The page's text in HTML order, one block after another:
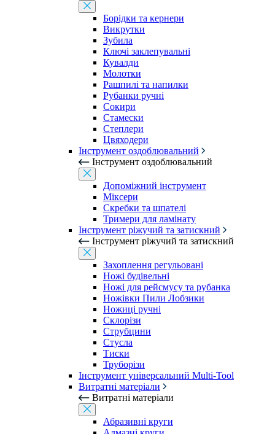
Борідки та кернери
Викрутки
Зубила
Ключі заклепувальні
Кувалди
Молотки
Рашпилі та напилки
Рубанки ручні
Сокири
Стамески
Степлери
Цвяходери
Інструмент оздоблювальний
Інструмент оздоблювальний
Допоміжний інструмент
Міксери
Скребки та шпателі
Тримери для ламінату
Інструмент ріжучий та затискний
Інструмент ріжучий та затискний
Захоплення регульовані
Ножі будівельні
Ножі для рейсмусу та рубанка
Ножівки Пили Лобзики
Ножиці ручні
Склорізи
Струбцини
Стусла
Тиски
Труборізи
Інструмент універсальний Multi-Tool
Витратні матеріали
Витратні матеріали
Абразивні круги